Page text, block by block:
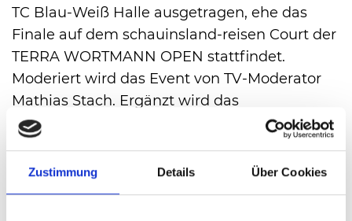
Zustimmung Details Über Cookies
TC Blau-Weiß Halle ausgetragen, ehe das
Finale auf dem schauinsland-reisen Court der
TERRA WORTMANN OPEN stattfindet.
Moderiert wird das Event von TV-Moderator
Mathias Stach. Ergänzt wird das
Teilnehmerfeld der Naidi One Point Trophy
weiteren Gästen für ein außergewöhnliches